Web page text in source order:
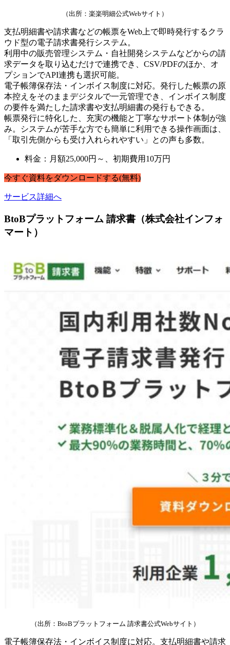
（出所：楽楽明細公式Webサイト）
支払明細書や請求書などの帳票をWeb上で即時発行するクラ
ウド型の電子請求書発行システム。
利用中の販売管理システム・自社開発システムなどからの請
求データを取り込むだけで連携でき、CSV/PDFのほか、オ
プションでAPI連携も選択可能。
電子帳簿保存法・インボイス制度に対応。発行した帳票の原
本控えをそのままデジタルで一元管理でき、インボイス制度
の要件を満たした請求書や支払明細書の発行もできる。
帳票発行に特化した、充実の機能と丁寧なサポート体制が強
み。システムが苦手な方でも簡単に利用できる操作画面は、
「取引先側からも受け入れられやすい」との声も多数。
料金：月額25,000円～、初期費用10万円
今すぐ資料をダウンロードする(無料)
サービス詳細へ
BtoBプラットフォーム 請求書（株式会社インフォ
マート）
（出所：BtoBプラットフォーム 請求書公式Webサイト）
電子帳簿保存法・インボイス制度に対応。支払明細書や請求